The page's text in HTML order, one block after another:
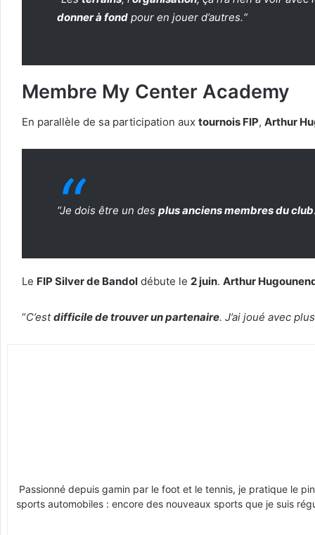
donner à fond pour en jouer d’autres.“
Membre My Center Academy
En parallèle de sa participation aux tournois FIP, Arthur
“Je dois être un des plus anciens membres du club
Le FIP Silver de Bandol débute le 2 juin. Arthur
“C’estdifficile de trouver un partenaire. J’ai joué avec
Passionné depuis gamin par le foot et le tennis, je pratique le
sports automobiles : encore des nouveaux sports que je suis